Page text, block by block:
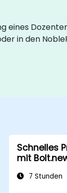
eines
in den
Schnelles
mit
7 Stunden